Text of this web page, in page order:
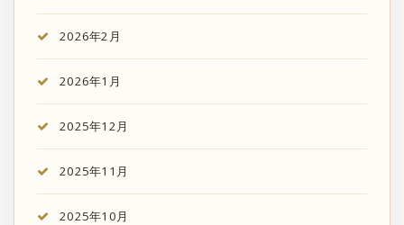
2026年2月
2026年1月
2025年12月
2025年11月
2025年10月